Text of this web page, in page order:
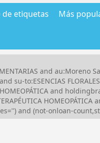
de etiquetas Más
and au:Moreno
su-to:ESENCIAS
and
and (not-onloan-